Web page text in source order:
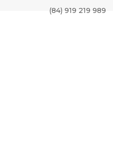
(84) 919 219 989